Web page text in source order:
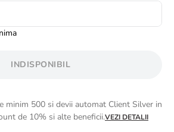
INDISPONIBIL
minim 500 si devii automat Client Silver in
de 10% si alte beneficii.VEZI DETALII